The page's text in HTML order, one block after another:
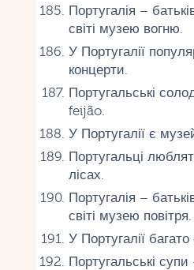
Португалія –
світі музею вогню.
У Португалії
концерти.
Португальські
feijão.
У Португалії є
Португальці
лісах.
Португалія –
світі музею повітря.
У Португалії
Португальські